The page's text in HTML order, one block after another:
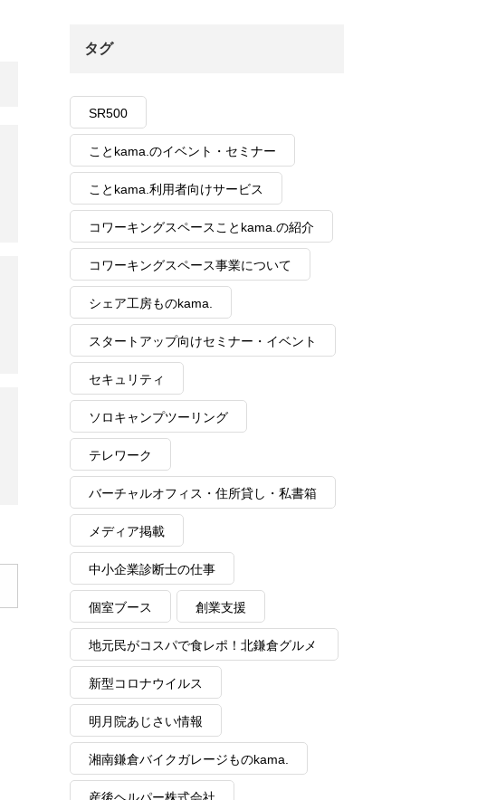
タグ
SR500
ことkama.のイベント・セミナー
ことkama.利用者向けサービス
コワーキングスペースことkama.の紹介
コワーキングスペース事業について
シェア工房ものkama.
スタートアップ向けセミナー・イベント
セキュリティ
ソロキャンプツーリング
テレワーク
バーチャルオフィス・住所貸し・私書箱
メディア掲載
中小企業診断士の仕事
個室ブース 創業支援
地元民がコスパで食レポ！北鎌倉グルメ
情報
新型コロナウイルス
明月院あじさい情報
湘南鎌倉バイクガレージものkama.